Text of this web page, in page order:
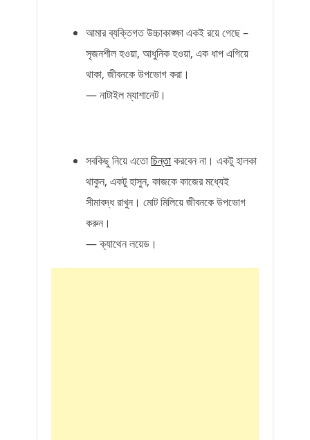
আমার ব্যক্তিগত উচ্চাকাঙ্ক্ষা একই রয়ে গেছে –
সৃজনশীল হওয়া, আধুনিক হওয়া, এক ধাপ এগিয়ে
থাকা, জীবনকে উপভোগ করা।
— নাটাইল ম্যাশানেট।
সবকিছু নিয়ে এতোচিন্তাকরবেন না। একটু হালকা
থাকুন, একটু হাসুন, কাজকে কাজের মধ্যেই
সীমাবদ্ধ রাখুন। মোট মিলিয়ে জীবনকে উপভোগ
করুন।
— ক্যাথেন লয়েড।